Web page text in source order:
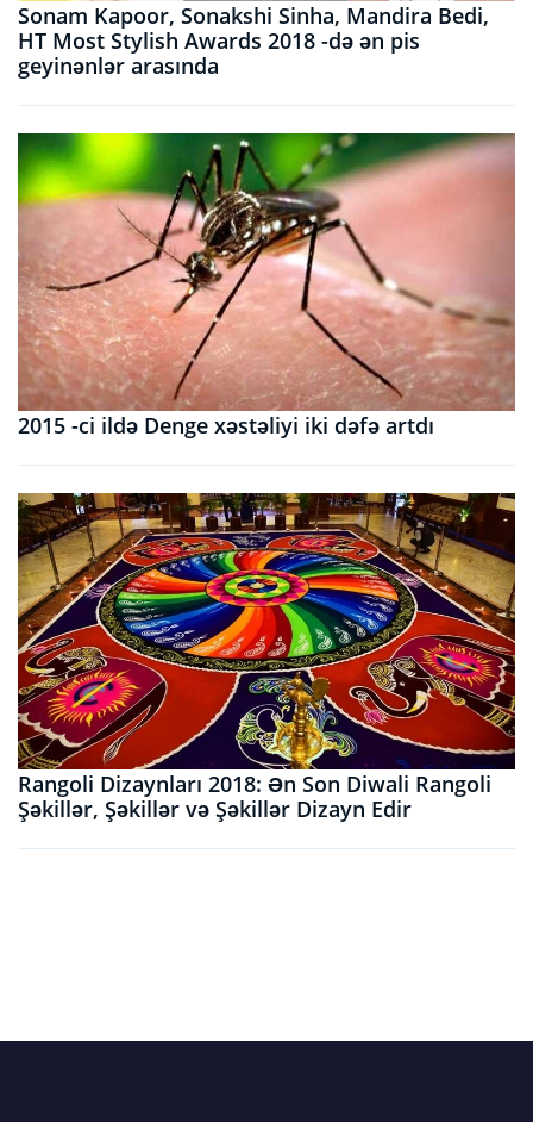
Sonam Kapoor, Sonakshi Sinha, Mandira Bedi,
HT Most Stylish Awards 2018 -də ən pis
geyinənlər arasında
2015 -ci ildə Denge xəstəliyi iki dəfə artdı
Rangoli Dizaynları 2018: Ən Son Diwali Rangoli
Şəkillər, Şəkillər və Şəkillər Dizayn Edir